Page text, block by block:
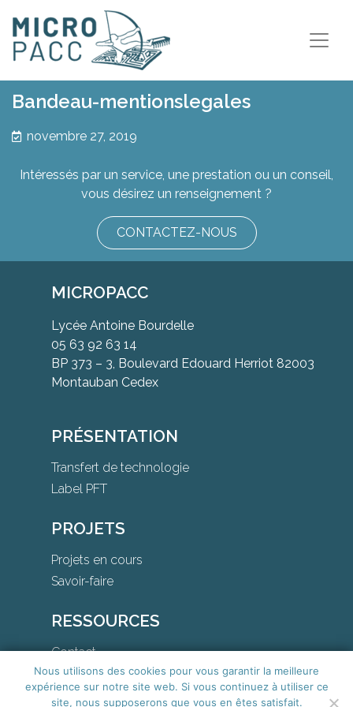
Bandeau-mentionslegales
novembre 27, 2019
Intéressés par un service, une prestation ou un conseil,
vous désirez un renseignement ?
CONTACTEZ-NOUS
MICROPACC
Lycée Antoine Bourdelle
05 63 92 63 14
BP 373 – 3, Boulevard Edouard Herriot 82003
Montauban Cedex
PRÉSENTATION
Transfert de technologie
Label PFT
PROJETS
Projets en cours
Savoir-faire
RESSOURCES
Contact
Téléchargements
Nous utilisons des cookies pour vous garantir la meilleure
expérience sur notre site web. Si vous continuez à utiliser ce
site, nous supposerons que vous en êtes satisfait.